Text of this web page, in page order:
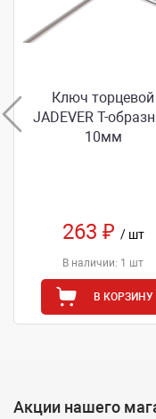
Ключ торцевой
JADEVER Т-
10мм
263 ₽ / шт
В наличии: 1 шт
В КОРЗИНУ
Акции нашего